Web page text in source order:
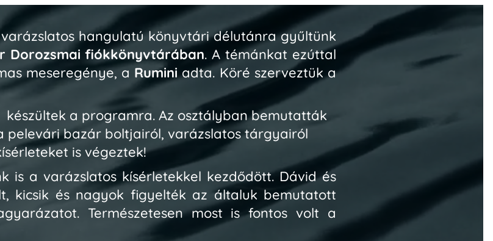
hangulatúkönyvtári délutánragyűltünk
Dorozsmai fiókkönyvtárában. A témánkat ezúttal
meseregénye, a Ruminiadta. Köré szerveztük a
a programra. Az osztályban bemutatták
pelevári bazár boltjairól, varázslatos tárgyairól
is végeztek!
is a varázslatos kísérletekkel kezdődött.Dávid és
kicsik és nagyok figyelték az általuk bemutatott
Természetesen most is fontos volt a